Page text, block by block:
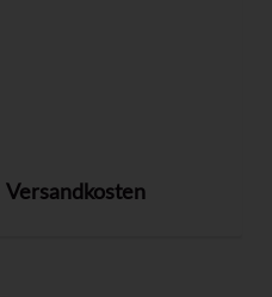
Versandkosten